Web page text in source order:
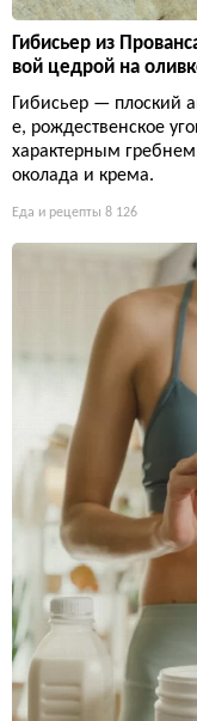
Гибисьер из
вой цедрой на
Гибисьер — плоский
е, рождественское
характерным
околада и крема.
Еда и рецепты 8 126